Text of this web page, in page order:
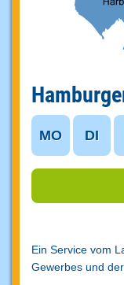
MO DI
Ein Service vom
Gewerbes und